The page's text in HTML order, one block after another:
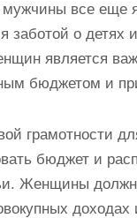
все еще
заботой о
является
бюджетом и
грамотности
бюджет и
Женщины